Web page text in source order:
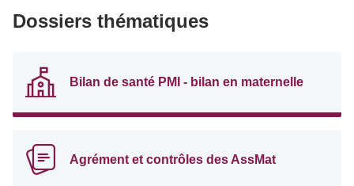
Dossiers thématiques
Bilan de santé PMI - bilan en maternelle
Agrément et contrôles des AssMat